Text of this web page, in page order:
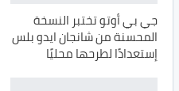
جي بي أوتو تختبر النسخة
المحسنة من شانجان ايدو بلس
إستعدادًا لطرحها محليًا